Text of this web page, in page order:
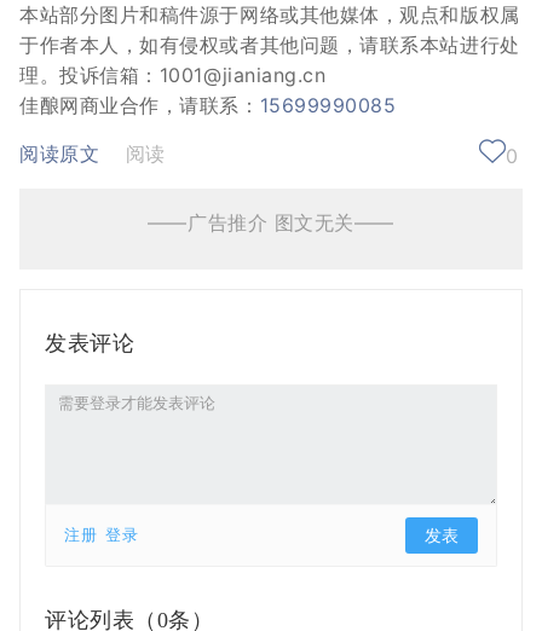
本站部分图片和稿件源于网络或其他媒体，观点和版权属
于作者本人，如有侵权或者其他问题，请联系本站进行处
理。投诉信箱：1001@jianiang.cn
佳酿网商业合作，请联系： 15699990085
阅读原文
阅读 0
——广告推介 图文无关——
发表评论
注册 登录
评论列表（ 0条）